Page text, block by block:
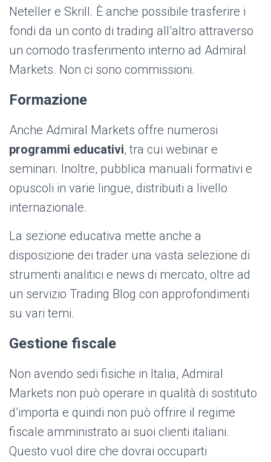
Neteller e Skrill. È anche possibile trasferire i
fondi da un conto di trading all’altro attraverso
un comodo trasferimento interno ad Admiral
Markets. Non ci sono commissioni.
Formazione
Anche Admiral Markets offre numerosi
programmi educativi, tra cui webinar e
seminari. Inoltre, pubblica manuali formativi e
opuscoli in varie lingue, distribuiti a livello
internazionale.
La sezione educativa mette anche a
disposizione dei trader una vasta selezione di
strumenti analitici e news di mercato, oltre ad
un servizio Trading Blog con approfondimenti
su vari temi.
Gestione fiscale
Non avendo sedi fisiche in Italia, Admiral
Markets non può operare in qualità di sostituto
d’importa e quindi non può offrire il regime
fiscale amministrato ai suoi clienti italiani.
Questo vuol dire che dovrai occuparti